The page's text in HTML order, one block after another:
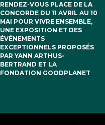
RENDEZ-VOUS PLACE DE LA
CONCORDE DU 11 AVRIL AU 10
MAI POUR VIVRE ENSEMBLE,
UNE EXPOSITION ET DES
ÉVÉNEMENTS
EXCEPTIONNELS PROPOSÉS
PAR YANN ARTHUS-
BERTRAND ET LA
FONDATION GOODPLANET